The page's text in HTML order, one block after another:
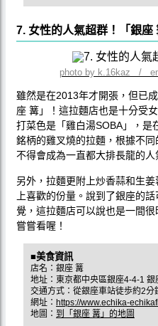
7. 女性的人氣超群！「銀座
photo by k.16kaz /
雖然是在2013年才開張，但已
座 篝」！這拉麵店也是十分受
打菜色是「雞白湯SOBA」，是
銘柄的雞叉燒的拉麵，根據不
不得會成為一直都大排長龍的人
另外，拉麵更附上炒香蒜和生
上喜歡的份量。說到了銀座的
覺，這拉麵店可以說也是一間
嘗嘗看喔！
■美食資訊
店名：銀座 篝
地址：東京都中央區銀座4-4-1 銀
交通方式：從銀座車站徒歩約2分
網址： https://www.echika-
地圖： 到「銀座 篝」的地圖